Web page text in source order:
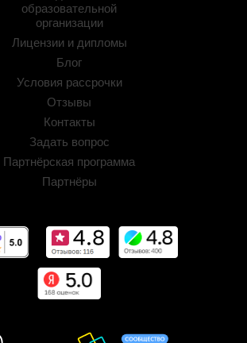
образовательной
организации
Лицензии и дипломы
Блог
Условия рассрочки
Отзывы
Контакты
Задать вопрос
Партнёрская программа
Партнёры